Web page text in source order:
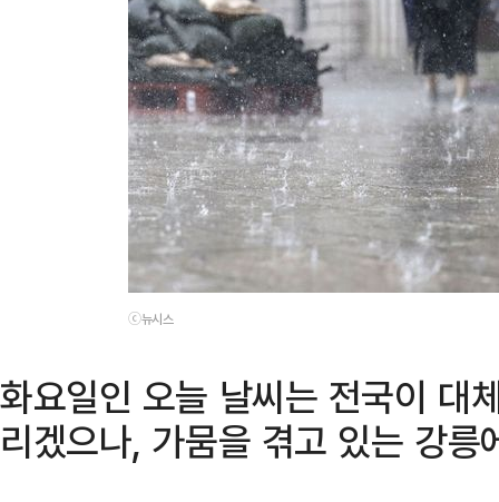
ⓒ뉴시스
화요일인 오늘 날씨는 전국이 대
리겠으나, 가뭄을 겪고 있는 강릉